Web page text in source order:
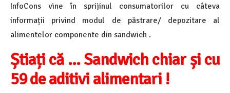
InfoCons vine în sprijinul consumatorilor cu câteva
informații privind modul de păstrare/ depozitare al
alimentelor componente din sandwich .
Știați că … Sandwich chiar și cu
59 de aditivi alimentari !